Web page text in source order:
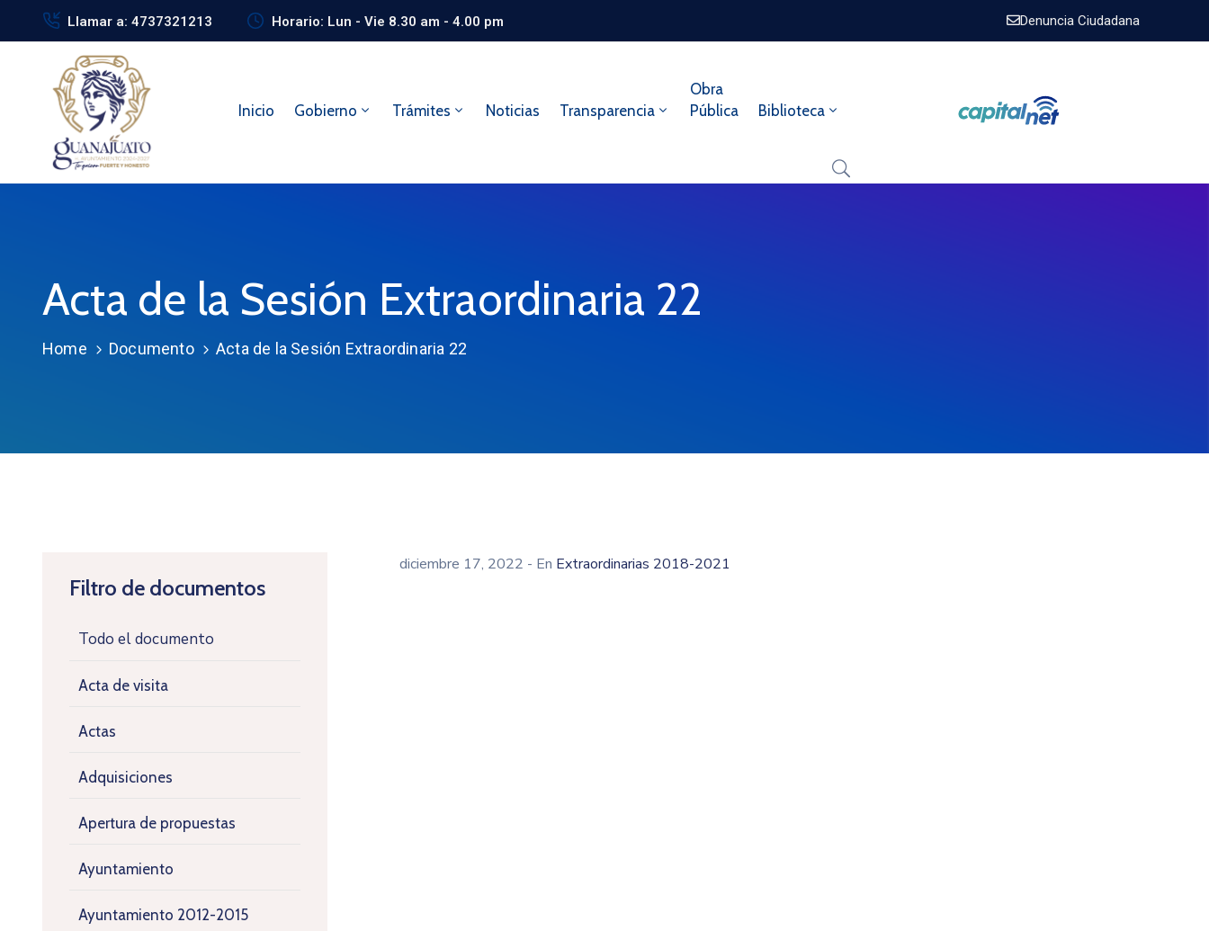
Llamar a: 4737321213 Horario: Lun - Vie 8.30 am - 4.00 pm Denuncia Ciudadana
Inicio Gobierno Trámites Noticias Transparencia
Obra
Pública
Biblioteca
Acta de la Sesión Extraordinaria 22
Home Documento Acta de la Sesión Extraordinaria 22
Filtro de documentos
Todo el documento
Acta de visita
Actas
Adquisiciones
Apertura de propuestas
Ayuntamiento
Ayuntamiento 2012-2015
diciembre 17, 2022 - En Extraordinarias 2018-2021